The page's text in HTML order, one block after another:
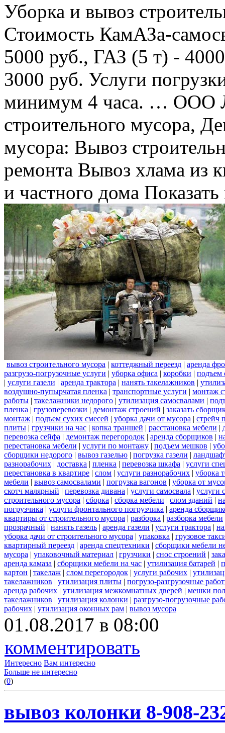
Уборка и вывоз
Стоимость КамАЗа-
5000 руб., ГАЗ (5 т) -
3000 руб. Услуги
минимум 4 часа. …
строительного мусора,
мусора: Вывоз
ремонта Вывоз хлама из
и частного дома
вывоз строительного мусора | коттеджный переезд | аренда
разгрузо-погрузочные услуги | уборка офиса | коробки | подъем
| услуги газели | аренда трактора | нанять такелажников |
воздушно-пупырчатая пленка | транспортные услуги | монтаж
работы | такелажники недорого | утилизация самосвалами |
пленка | грузоперевозки | демонтаж строений | заказать
монтаж | подъем сухих смесей | уборка дачи от мусора | стрейч
плиты | грузчики на час | копка траншей | расстановка мебели |
перевозка сейфа | демонтаж перегородок | аренда сборщиков |
перестановка мебели | услуги по монтажу | подъем мешков |
сборщики недорого | вывоз газелью | погрузка газели |
разнорабочих | доставка | пленка | перевозка шкафа | услуги
перестановка в квартире | слом | услуги разнорабочих | уборка
мебели | вывоз самосвалами | погрузка вагонов | уборка от
скотч малярный | перевозка дивана | услуги самосвала | услуги
строительного мусора | сборка | сборка мебели | слом зданий |
погрузчика | услуги фронтального погрузчика | аренда
квартиры от строительного мусора | разборка | разборка мебели
прозрачный | нанять газель | аренда газели | услуги трактора |
уборка дачи от строительного мусора | упаковка | грузовое
квартирный переезд | аренда спецтехники | сборщики мебели
мусора | упаковочный материал | грузчики | снос строений |
аренда камаза | сборщики мебели на час | утилизация батарей |
картон | такелаж | слом перегородок | услуги рабочих |
такелажников | утилизация плиты | погрузо-разгрузочные
аренда рабочих | утилизация межкомнатных дверей | мешки
такелажников | утилизация колонки | разгрузо-погрузочные
рабочих | утилизация оконных рам | вывоз мусора
01.08.2017 в 08:00
комментировать
Интересно Вам интересно
Больше не интересно
(0)
вывоз колонки 8-908-